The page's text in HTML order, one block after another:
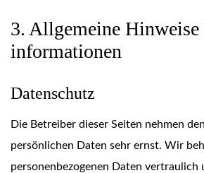
3. Allgemeine
informationen
Datenschutz
Die Betreiber dieser Seiten nehmen
persönlichen Daten sehr ernst. Wir
personenbezogenen Daten vertraulich